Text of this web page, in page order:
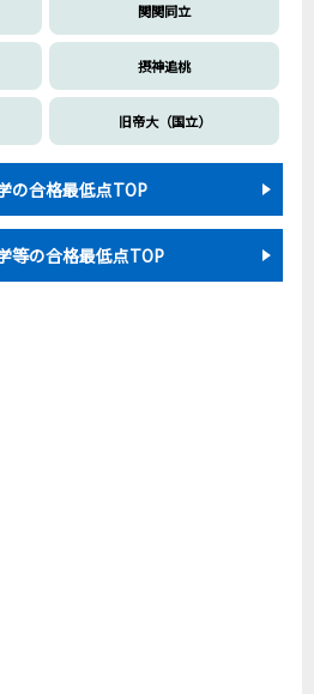
関関同立
摂神追桃
旧帝大（国立）
の合格最低点TOP
等の合格最低点TOP